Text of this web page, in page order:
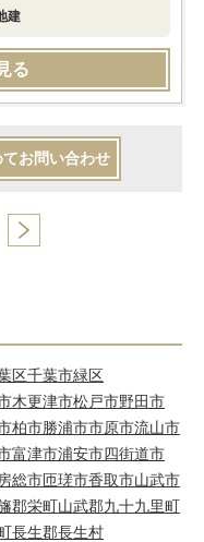
建
る
てお問い合わせ
区千葉市緑区
木更津市松戸市野田市
柏市勝浦市市原市流山市
富津市浦安市四街道市
総市匝瑳市香取市山武市
郡栄町山武郡九十九里町
長生郡長生村